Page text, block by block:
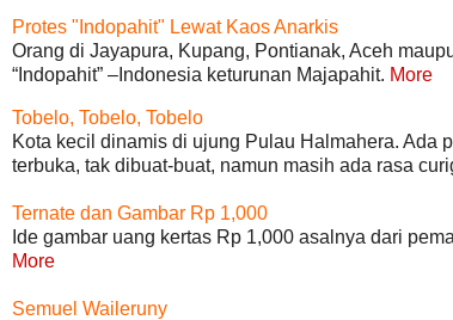
Protes "Indopahit" Lewat Kaos Anarkis
Orang di Jayapura, Kupang, Pontianak, Aceh
“Indopahit” –Indonesia keturunan Majapahit. More
Tobelo, Tobelo, Tobelo
Kota kecil dinamis di ujung Pulau Halmahera. Ada
terbuka, tak dibuat-buat, namun masih ada rasa
Ternate dan Gambar Rp 1,000
Ide gambar uang kertas Rp 1,000 asalnya dari
More
Semuel Waileruny